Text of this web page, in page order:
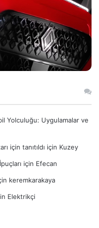
Yolculuğu: Uygulamalar ve
için tanıtıldı için Kuzey
için Efecan
keremkarakaya
Elektrikçi